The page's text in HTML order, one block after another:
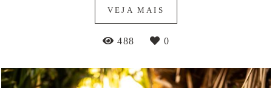
VEJA MAIS
488 0